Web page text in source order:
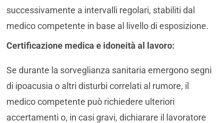
successivamente a intervalli regolari, stabiliti dal
medico competente in base al livello di esposizione.
Certificazione medica e idoneità al lavoro:
Se durante la sorveglianza sanitaria emergono segni
di ipoacusia o altri disturbi correlati al rumore, il
medico competente può richiedere ulteriori
accertamenti o, in casi gravi, dichiarare il lavoratore